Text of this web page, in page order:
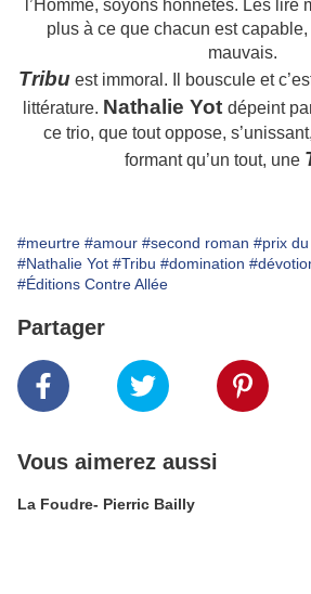
l’Homme, soyons honnêtes. Les lire
plus à ce que chacun est
mauvais.
Tribuest immoral. Il bouscule et
littérature. Nathalie Yot dépeint
ce trio, que tout oppose,
formant qu’un tout, une
#meurtre #amour #second roman #prix
#Nathalie Yot #Tribu #domination
#Éditions Contre Allée
Partager
Vous aimerez aussi
La Foudre- Pierric Bailly